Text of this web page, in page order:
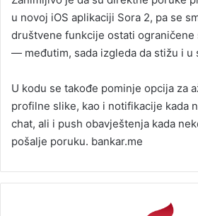
u novoj iOS aplikaciji Sora 2, pa se
društvene funkcije ostati ograničene
— međutim, sada izgleda da stižu i u
U kodu se takođe pominje opcija za
profilne slike, kao i notifikacije kada
chat, ali i push obavještenja kada
pošalje poruku. bankar.me